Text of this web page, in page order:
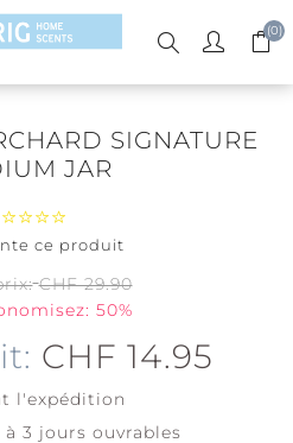
(0)
SIGNATURE
JAR
ce produit
CHF 29.90
50%
CHF 14.95
l'expédition
à 3 jours ouvrables